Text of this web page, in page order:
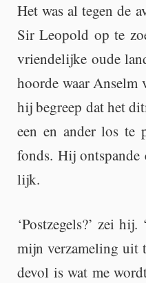
Het was al tegen de
Sir Le­o­pold op te
vrien­de­lij­ke oude
hoor­de waar An­selm
hij be­greep dat het
een en ander los te
fonds. Hij
lijk.
‘Post­ze­gels?’ zei
mijn ver­za­me­ling uit
de­vol is wat me